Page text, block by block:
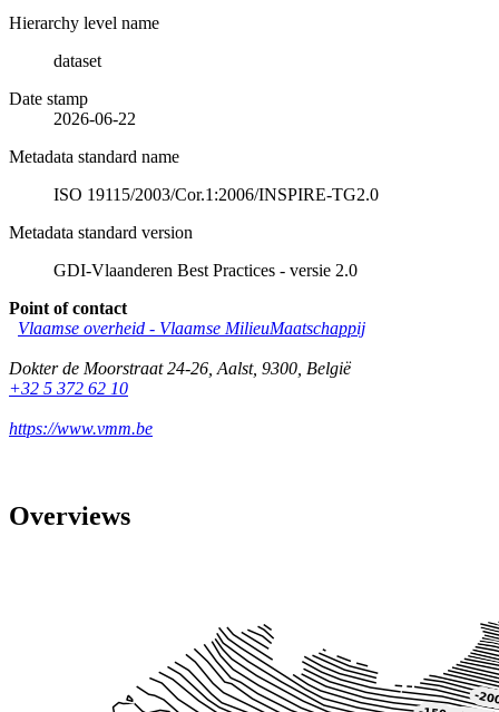
Hierarchy level name
dataset
Date stamp
2026-06-22
Metadata standard name
ISO 19115/2003/Cor.1:2006/INSPIRE-TG2.0
Metadata standard version
GDI-Vlaanderen Best Practices - versie 2.0
Point of contact
Vlaamse overheid - Vlaamse MilieuMaatschappij
Dokter de Moorstraat 24-26 Aalst, 9300 België
+32 5 372 62 10
https://www.vmm.be
Overviews